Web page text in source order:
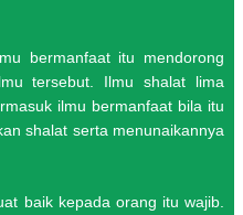
bermanfaat itu mendorong
tersebut. Ilmu shalat lima
ilmu bermanfaat bila itu
shalat serta menunaikannya
baik kepada orang itu wajib.